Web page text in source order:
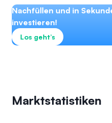
Nachfüllen und in
investieren!
Los geht’s
Marktstatistiken